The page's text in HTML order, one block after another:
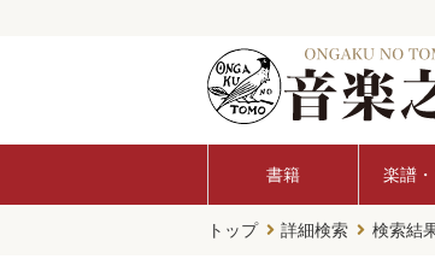
書籍 楽譜
トップ 詳細検索 検索結